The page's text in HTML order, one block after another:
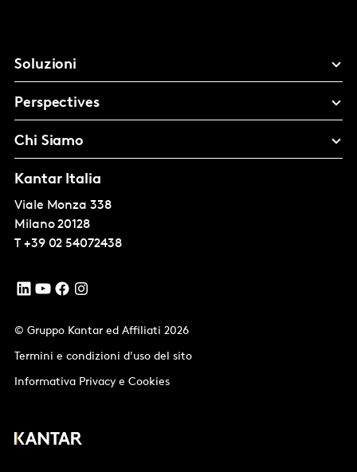
Soluzioni
Perspectives
Chi Siamo
Kantar Italia
Viale Monza 338
Milano 20128
T +39 02 54072438
© Gruppo Kantar ed Affiliati 2026
Termini e condizioni d'uso del sito
Informativa Privacy e Cookies